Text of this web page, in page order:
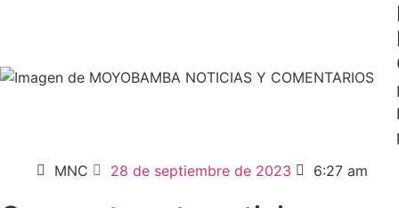
MNC
28 de septiembre de 2023 6:27 am